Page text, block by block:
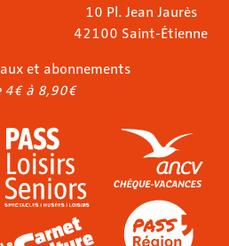
10 Pl. Jean Jaurès
42100 Saint-Étienne
et abonnements
4€ à 8,90€